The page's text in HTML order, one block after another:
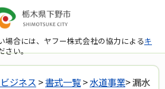
場合には、ヤフー株式会社の協力によるキ
さい。
ジネス >書式一覧>水道事業> 漏水